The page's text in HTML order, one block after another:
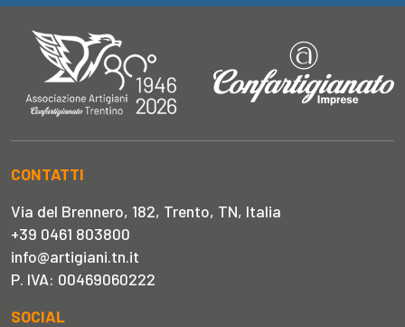
CONTATTI
Via del Brennero, 182, Trento, TN, Italia
+39 0461 803800
info@artigiani.tn.it
P. IVA: 00469060222
SOCIAL